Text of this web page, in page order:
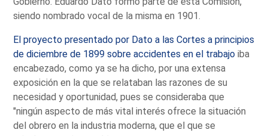
siendo nombrado vocal de la misma en 1901.
El proyecto presentado por Dato a las Cortes a principios
de diciembre de 1899 sobre accidentes en el trabajo iba
encabezado, como ya se ha dicho, por una extensa
exposición en la que se relataban las razones de su
necesidad y oportunidad, pues se consideraba que
"ningún aspecto de más vital interés ofrece la situación
del obrero en la industria moderna, que el que se